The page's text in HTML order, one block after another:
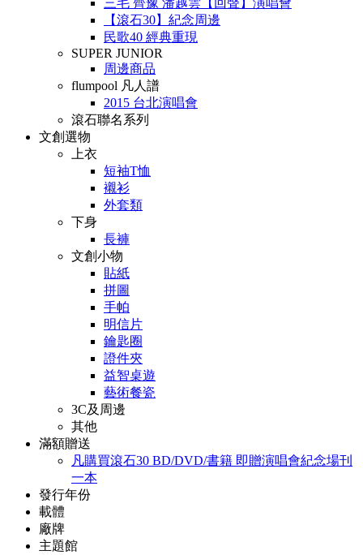
三毛 齊豫 潘越雲【回聲】演唱會
【滾石30】紀念周邊
民歌40 經典重現
SUPER JUNIOR
周邊商品
flumpool 凡人譜
2015 台北演唱會
滾石聯名系列
文創選物
上衣
短袖T恤
襯衫
外套類
下身
長褲
文創小物
貼紙
拼圖
手帕
明信片
鑰匙圈
證件夾
益智桌遊
藝術餐瓷
3C及周邊
其他
滿額贈送
凡購買滾石30 BD/DVD/書籍 即贈演唱會紀念場刊
一本
發行年份
載體
廠牌
主題館